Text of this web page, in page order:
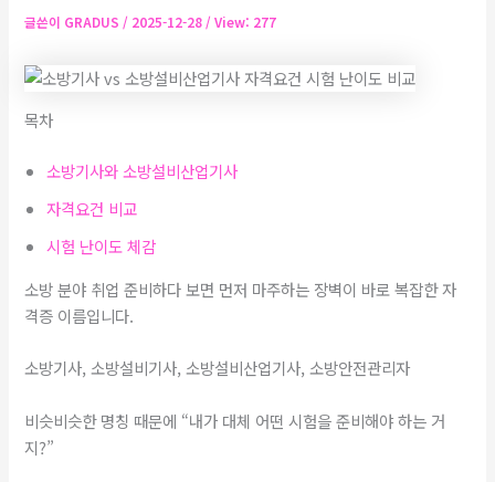
글쓴이 GRADUS / 2025-12-28 / View: 277
목차
소방기사와 소방설비산업기사
자격요건 비교
시험 난이도 체감
소방 분야 취업 준비하다 보면 먼저 마주하는 장벽이 바로 복잡한 자
격증 이름입니다.
소방기사, 소방설비기사, 소방설비산업기사, 소방안전관리자
비슷비슷한 명칭 때문에 “내가 대체 어떤 시험을 준비해야 하는 거
지?”